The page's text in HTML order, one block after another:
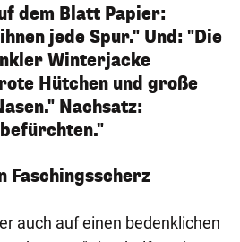
dem Blatt Papier:
jede Spur." Und: "Die
Winterjacke
Hütchen und große
Nachsatz:
Faschingsscherz
auch auf einen bedenklichen